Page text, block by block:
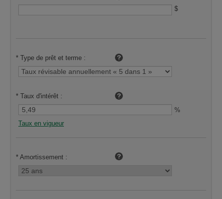
$
* Type de prêt et terme :
* Taux d'intérêt :
%
Taux en vigueur
* Amortissement :